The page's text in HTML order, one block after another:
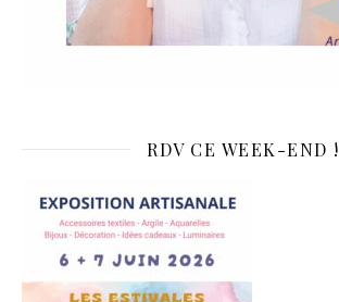
RDV CE WEEK-END !